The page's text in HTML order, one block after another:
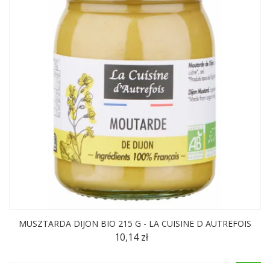
MUSZTARDA DIJON BIO 215 G - LA CUISINE D AUTREFOIS
10,14 zł